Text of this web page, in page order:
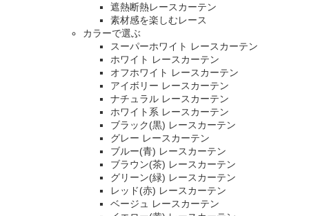
遮熱断熱レースカーテン
素材感を楽しむレース
カラーで選ぶ
スーパーホワイト レースカーテン
ホワイト レースカーテン
オフホワイト レースカーテン
アイボリー レースカーテン
ナチュラル レースカーテン
ホワイト系 レースカーテン
ブラック(黒) レースカーテン
グレー レースカーテン
ブルー(青) レースカーテン
ブラウン(茶) レースカーテン
グリーン(緑) レースカーテン
レッド(赤) レースカーテン
ベージュ レースカーテン